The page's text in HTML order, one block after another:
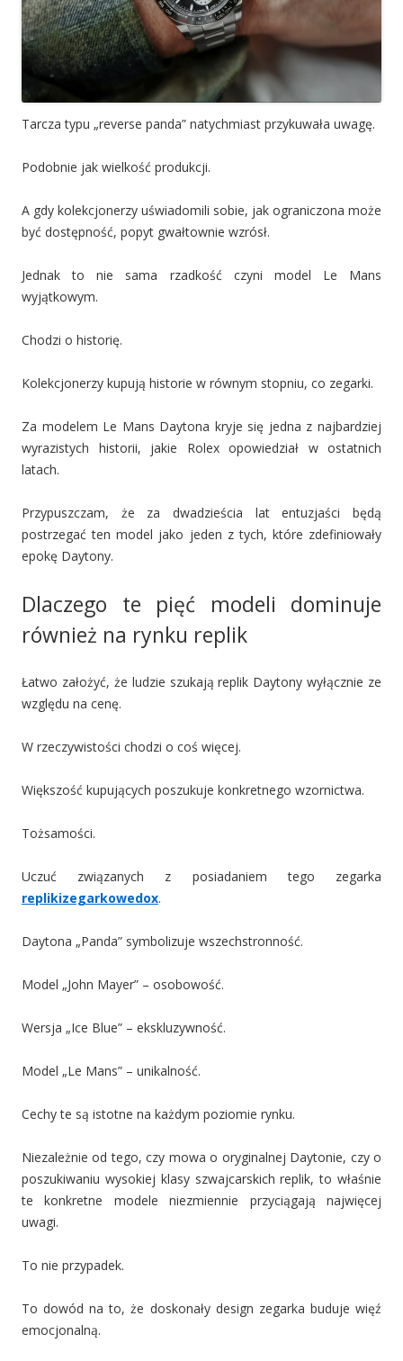
Tarcza typu „reverse panda” natychmiast przykuwała uwagę.
Podobnie jak wielkość produkcji.
A gdy kolekcjonerzy uświadomili sobie, jak ograniczona może
być dostępność, popyt gwałtownie wzrósł.
Jednak to nie sama rzadkość czyni model Le Mans
wyjątkowym.
Chodzi o historię.
Kolekcjonerzy kupują historie w równym stopniu, co zegarki.
Za modelem Le Mans Daytona kryje się jedna z najbardziej
wyrazistych historii, jakie Rolex opowiedział w ostatnich
latach.
Przypuszczam, że za dwadzieścia lat entuzjaści będą
postrzegać ten model jako jeden z tych, które zdefiniowały
epokę Daytony.
Dlaczego te pięć modeli dominuje
również na rynku replik
Łatwo założyć, że ludzie szukają replik Daytony wyłącznie ze
względu na cenę.
W rzeczywistości chodzi o coś więcej.
Większość kupujących poszukuje konkretnego wzornictwa.
Tożsamości.
Uczuć związanych z posiadaniem tego zegarka
replikizegarkowedox.
Daytona „Panda” symbolizuje wszechstronność.
Model „John Mayer” – osobowość.
Wersja „Ice Blue” – ekskluzywność.
Model „Le Mans” – unikalność.
Cechy te są istotne na każdym poziomie rynku.
Niezależnie od tego, czy mowa o oryginalnej Daytonie, czy o
poszukiwaniu wysokiej klasy szwajcarskich replik, to właśnie
te konkretne modele niezmiennie przyciągają najwięcej
uwagi.
To nie przypadek.
To dowód na to, że doskonały design zegarka buduje więź
emocjonalną.